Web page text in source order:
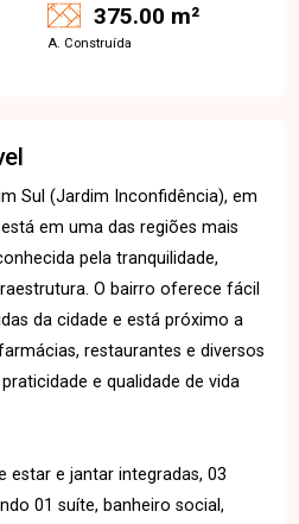
375.00 m²
A. Construída
Sul (Jardim Inconfidência), em
em uma das regiões mais
pela tranquilidade,
O bairro oferece fácil
da cidade e está próximo a
restaurantes e diversos
e qualidade de vida
estar e jantar integradas, 03
01 suíte, banheiro social,